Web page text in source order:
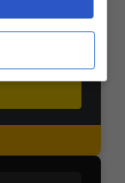
in Bonus